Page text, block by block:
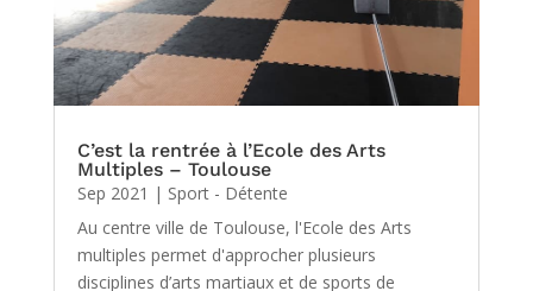
C’est la rentrée à l’Ecole des Arts
Multiples – Toulouse
Sep 2021 | Sport - Détente
Au centre ville de Toulouse, l'Ecole des Arts
multiples permet d'approcher plusieurs
disciplines d’arts martiaux et de sports de